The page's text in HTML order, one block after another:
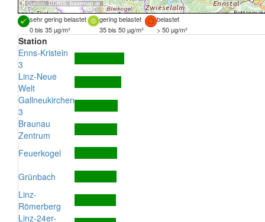
Quellen:DORIS, basemap.at
sehr gering belastet gering belastet
belastet
0 bis 35 µg/m³
35 bis 50 µg/m³ > 50 µg/m³
Station
Enns-Kristein
3
Linz-Neue
Welt
Gallneukirchen
3
Braunau
Zentrum
Feuerkogel
Grünbach
Linz-
Römerberg
Linz-24er-